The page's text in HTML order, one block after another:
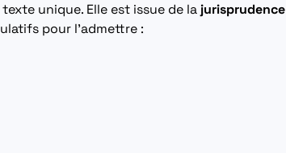
unique. Elle est issue de la jurisprudence
pour l’admettre :